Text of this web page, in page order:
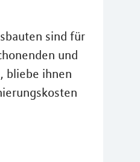
sind für
und
bliebe ihnen